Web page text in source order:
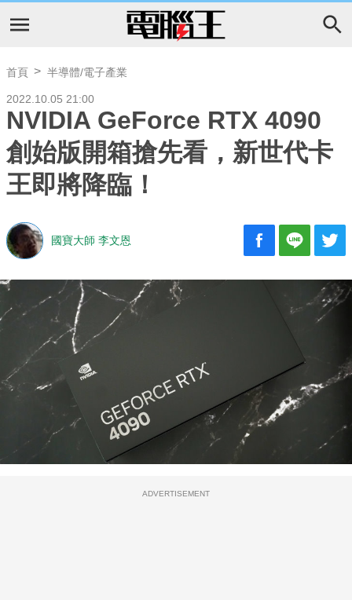
首頁 半導體/電子產業
2022.10.05 21:00
NVIDIA GeForce RTX 4090
創始版開箱搶先看，新世代卡
王即將降臨！
國寶大師 李文恩
ADVERTISEMENT